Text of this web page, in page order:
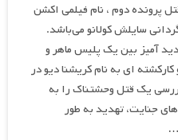
پرونده دوم ، نام فیلمی اکشن
سال ۲۰۲۲ به کارگردانی سایلش کولانو می‌باشد.
آمیز بین یک پلیس ماهر و
ای به نام کریشنا دیو در
یک قتل وحشتناک را به
های جنایت، تهدید به طور